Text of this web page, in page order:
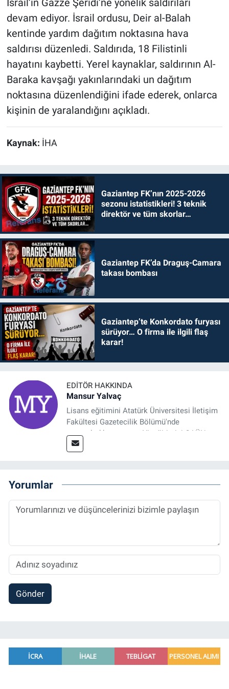
devam ediyor. İsrail ordusu, Deir al-Balah
kentinde yardım dağıtım noktasına hava
saldırısı düzenledi. Saldırıda, 18 Filistinli
hayatını kaybetti. Yerel kaynaklar, saldırının Al-
Baraka kavşağı yakınlarındaki un dağıtım
noktasına düzenlendiğini ifade ederek, onlarca
kişinin de yaralandığını açıkladı.
Kaynak: İHA
Gaziantep FK’nın 2025-2026
sezonu istatistikleri! 3 teknik
direktör ve tüm skorlar…
Gaziantep FK’da Draguş-Camara
takası bombası
Gaziantep’te Konkordato furyası
sürüyor… O firma ile ilgili flaş
karar!
EDITÖR HAKKINDA
Mansur Yalvaç
Lisans eğitimini Atatürk Üniversitesi İletişim
Fakültesi Gazetecilik Bölümü'nde
tamamladıktan sonra, YL eğitimini GAÜN
Sosyal Bilimler Enstitüsü'nde İletişim ve T. D.
Spor, Sağlık ve Ekonomi Editörü olarak
sürdürmektedir.
Yorumlar
Gönder